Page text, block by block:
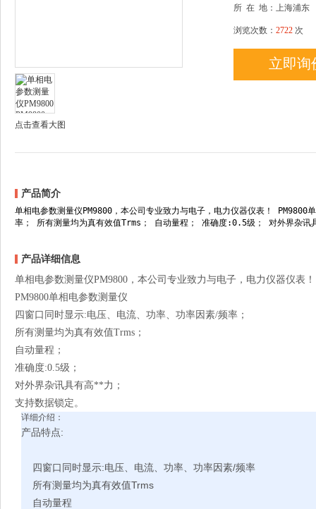
点击查看大图
所 在 地：上海浦东
浏览次数： 2722 次
立即询
产品简介
单相电参数测量仪PM9800，本公司专业致力与电子，电力仪器仪表！
率； 所有测量均为真有效值Trms； 自动量程； 准确度:0.5级； 对外界杂讯
产品详细信息
单相电参数测量仪PM9800，本公司专业致力与电子，电力仪器仪表！
PM9800单相电参数测量仪
四窗口同时显示:电压、电流、功率、功率因素/频率；
所有测量均为真有效值Trms；
自动量程；
准确度:0.5级；
对外界杂讯具有高**力；
支持数据锁定。
详细介绍：
产品特点:
四窗口同时显示:电压、电流、功率、功率因素/频率
所有测量均为真有效值Trms
自动量程